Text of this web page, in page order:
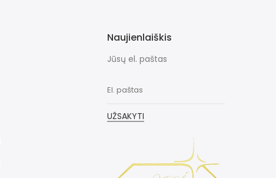
Naujienlaiškis
Jūsų el. paštas